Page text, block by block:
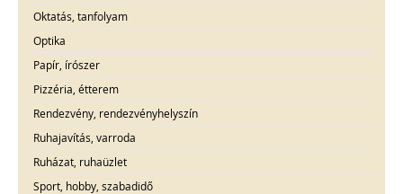
Oktatás, tanfolyam
Optika
Papír, írószer
Pizzéria, étterem
Rendezvény, rendezvényhelyszín
Ruhajavítás, varroda
Ruházat, ruhaüzlet
Sport, hobby, szabadidő